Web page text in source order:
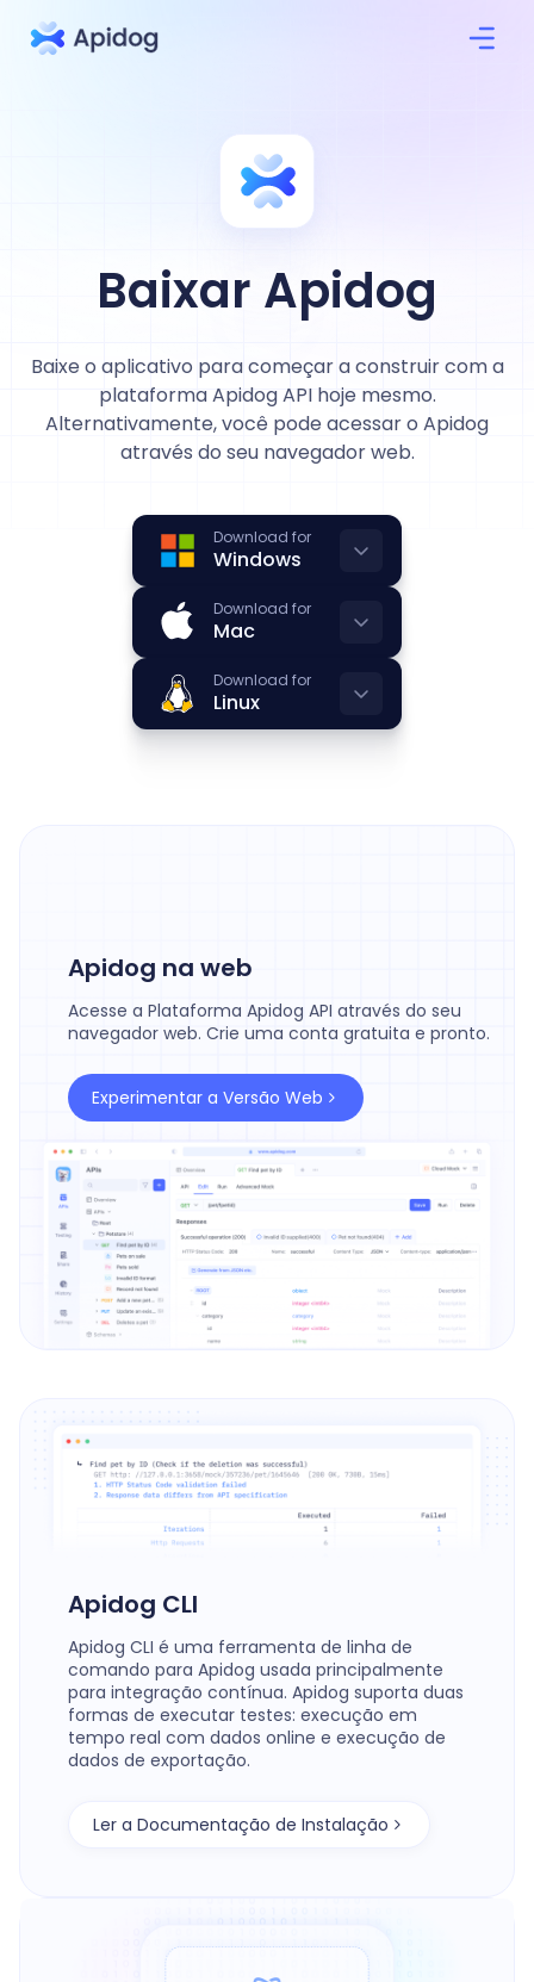
Baixar Apidog
Baixe o aplicativo para começar a construir com a
plataforma Apidog API hoje mesmo.
Alternativamente, você pode acessar o Apidog
através do seu navegador web.
Download for
Windows
Download for
Mac
Download for
Linux
Apidog na web
Acesse a Plataforma Apidog API através do seu
navegador web. Crie uma conta gratuita e pronto.
Experimentar a Versão Web
Apidog CLI
Apidog CLI é uma ferramenta de linha de
comando para Apidog usada principalmente
para integração contínua. Apidog suporta duas
formas de executar testes: execução em
tempo real com dados online e execução de
dados de exportação.
Ler a Documentação de Instalação